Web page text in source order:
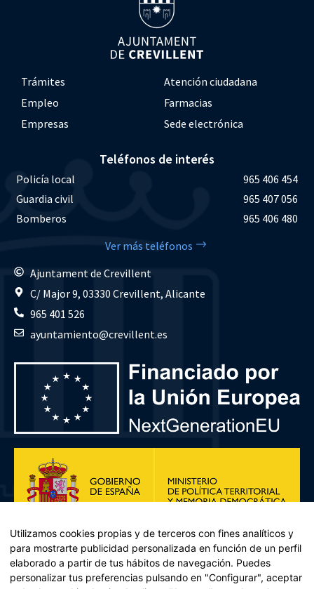
Trámites
Atención ciudadana
Empleo
Farmacias
Empresas
Sede electrónica
Teléfonos de interés
Policía local
965 406 454
Guardia civil
965 407 056
Bomberos
965 406 480
Ver más teléfonos
Ajuntament de Crevillent
C/ Major 9, 03330 Crevillent, Alicante
965 401 526
ayuntamiento@crevillent.es
Utilizamos cookies propias y de terceros con fines analíticos y
para mostrarte publicidad personalizada en función de un perfil
elaborado a partir de tus hábitos de navegación. Puedes
personalizar tus preferencias pulsando en "Configurar", aceptar